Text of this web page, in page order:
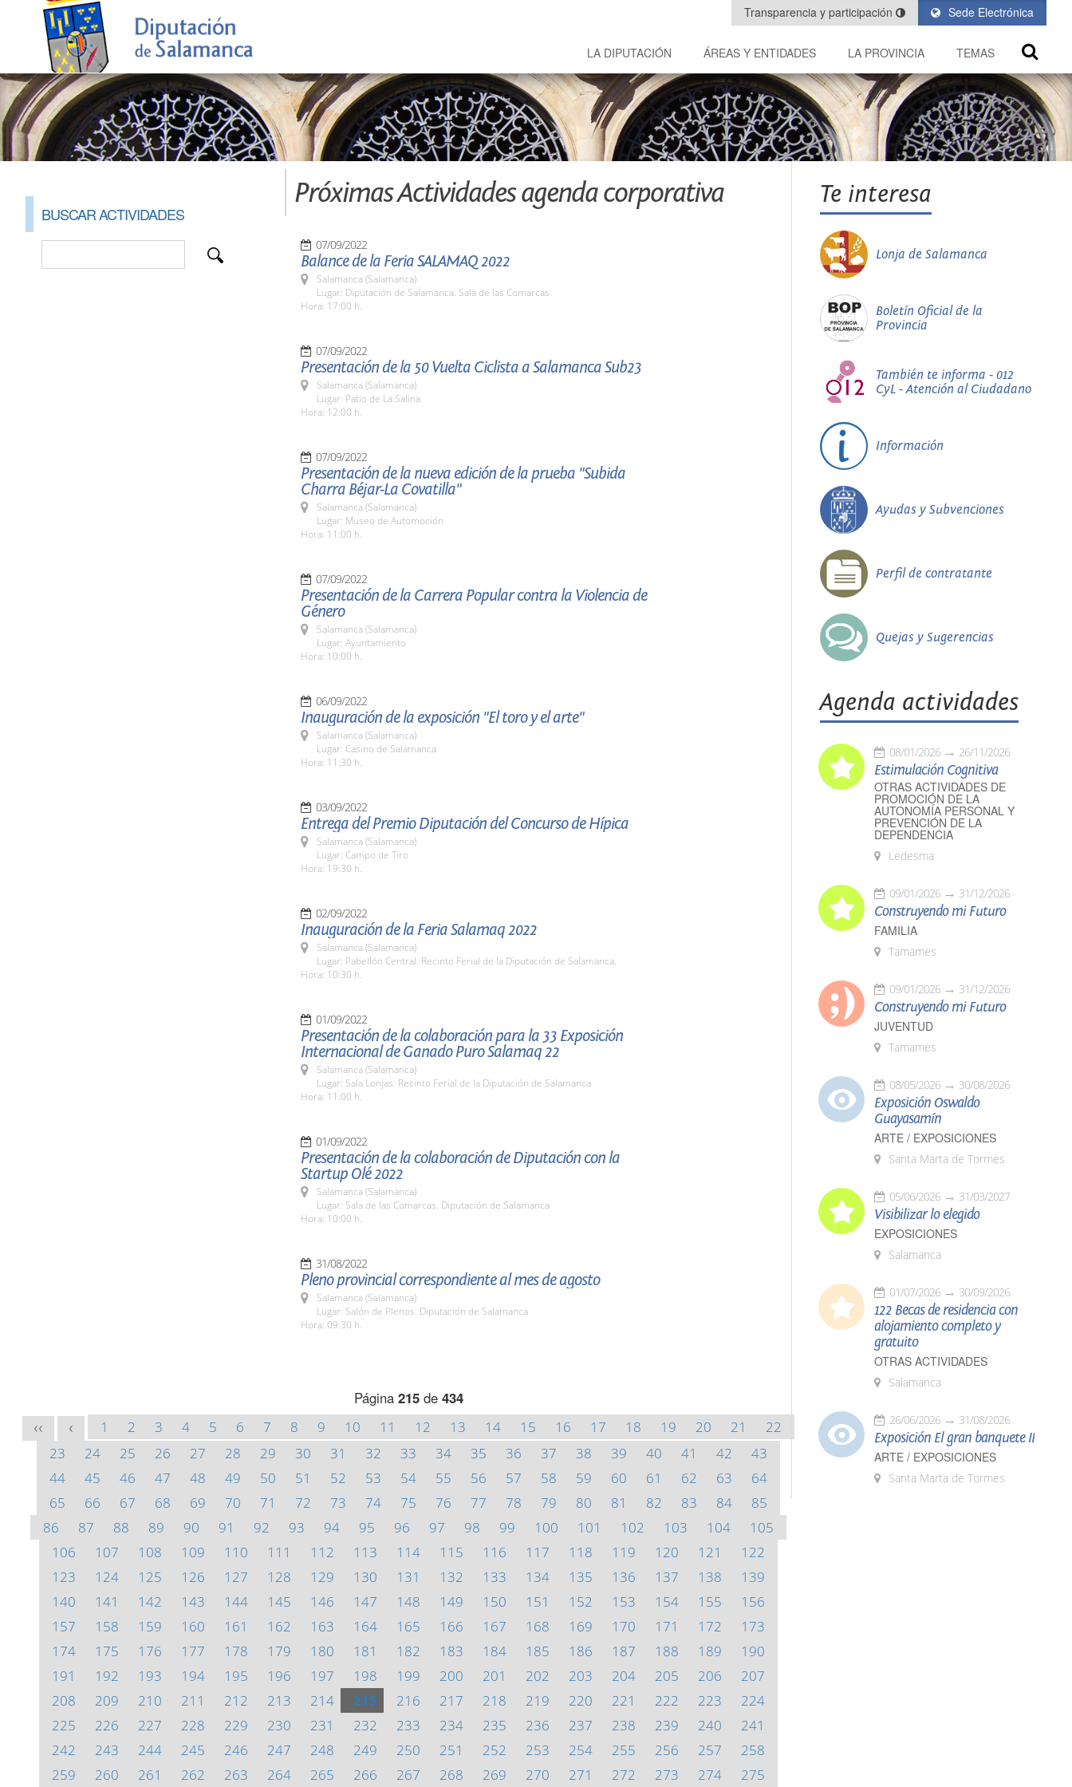
Sede Electrónica
Transparencia y participación
LA DIPUTACIÓN ÁREAS Y ENTIDADES LA PROVINCIA TEMAS
BUSCAR ACTIVIDADES
Próximas Actividades agenda corporativa
07/09/2022
Balance de la Feria SALAMAQ 2022
Salamanca (Salamanca)
Lugar: Diputación de Salamanca. Sala de las Comarcas
Hora: 17:00 h.
07/09/2022
Presentación de la 50 Vuelta Ciclista a Salamanca Sub23
Salamanca (Salamanca)
Lugar: Patio de La Salina
Hora: 12:00 h.
07/09/2022
Presentación de la nueva edición de la prueba "Subida
Charra Béjar-La Covatilla"
Salamanca (Salamanca)
Lugar: Museo de Automoción
Hora: 11:00 h.
07/09/2022
Presentación de la Carrera Popular contra la Violencia de
Género
Salamanca (Salamanca)
Lugar: Ayuntamiento
Hora: 10:00 h.
06/09/2022
Inauguración de la exposición "El toro y el arte"
Salamanca (Salamanca)
Lugar: Casino de Salamanca
Hora: 11:30 h.
03/09/2022
Entrega del Premio Diputación del Concurso de Hípica
Salamanca (Salamanca)
Lugar: Campo de Tiro
Hora: 19:30 h.
02/09/2022
Inauguración de la Feria Salamaq 2022
Salamanca (Salamanca)
Lugar: Pabellón Central. Recinto Ferial de la Diputación de Salamanca.
Hora: 10:30 h.
01/09/2022
Presentación de la colaboración para la 33 Exposición
Internacional de Ganado Puro Salamaq 22
Salamanca (Salamanca)
Lugar: Sala Lonjas. Recinto Ferial de la Diputación de Salamanca
Hora: 11:00 h.
01/09/2022
Presentación de la colaboración de Diputación con la
Startup Olé 2022
Salamanca (Salamanca)
Lugar: Sala de las Comarcas. Diputación de Salamanca
Hora: 10:00 h.
31/08/2022
Pleno provincial correspondiente al mes de agosto
Salamanca (Salamanca)
Lugar: Salón de Plenos. Diputación de Salamanca
Hora: 09:30 h.
Página 215de 434
<< < 1 2 3 4 5 6 7 8 9 10 11 12 13 14 15 16 17 18 19 20 21
22
23
24 25 26 27 28 29 30 31 32 33 34 35 36 37 38 39 40 41 42
43
44
45 46 47 48 49 50 51 52 53 54 55 56 57 58 59 60 61 62 63
64
65
66 67 68 69 70 71 72 73 74 75 76 77 78 79 80 81 82 83 84
85
86
87 88 89 90 91 92 93 94 95 96 97 98 99 100 101 102 103 104
105
106
107 108 109 110 111 112 113 114 115 116 117 118 119 120 121
122
123
124 125 126 127 128 129 130 131 132 133 134 135 136 137 138
139
140
141 142 143 144 145 146 147 148 149 150 151 152 153 154 155
156
157
158 159 160 161 162 163 164 165 166 167 168 169 170 171 172
173
174
175 176 177 178 179 180 181 182 183 184 185 186 187 188 189
190
191
192 193 194 195 196 197 198 199 200 201 202 203 204 205 206
207
208
209 210 211 212 213 214 215 216 217 218 219 220 221 222 223
224
225
226 227 228 229 230 231 232 233 234 235 236 237 238 239 240
241
242
243 244 245 246 247 248 249 250 251 252 253 254 255 256 257
258
259
260 261 262 263 264 265 266 267 268 269 270 271 272 273 274 275
Te interesa
Lonja de Salamanca
Boletín Oficial de la
Provincia
También te informa - 012
CyL - Atención al Ciudadano
Información
Ayudas y Subvenciones
Perfil de contratante
Quejas y Sugerencias
Agenda actividades
08/01/2026 26/11/2026
Estimulación Cognitiva
OTRAS ACTIVIDADES DE
PROMOCIÓN DE LA
AUTONOMÍA PERSONAL Y
PREVENCIÓN DE LA
DEPENDENCIA
Ledesma
09/01/2026 31/12/2026
Construyendo mi Futuro
FAMILIA
Tamames
09/01/2026 31/12/2026
Construyendo mi Futuro
JUVENTUD
Tamames
08/05/2026 30/08/2026
Exposición Oswaldo
Guayasamín
ARTE / EXPOSICIONES
Santa Marta de Tormes
05/06/2026 31/03/2027
Visibilizar lo elegido
EXPOSICIONES
Salamanca
01/07/2026 30/09/2026
122 Becas de residencia con
alojamiento completo y
gratuito
OTRAS ACTIVIDADES
Salamanca
26/06/2026 31/08/2026
Exposición El gran banquete II
ARTE / EXPOSICIONES
Santa Marta de Tormes